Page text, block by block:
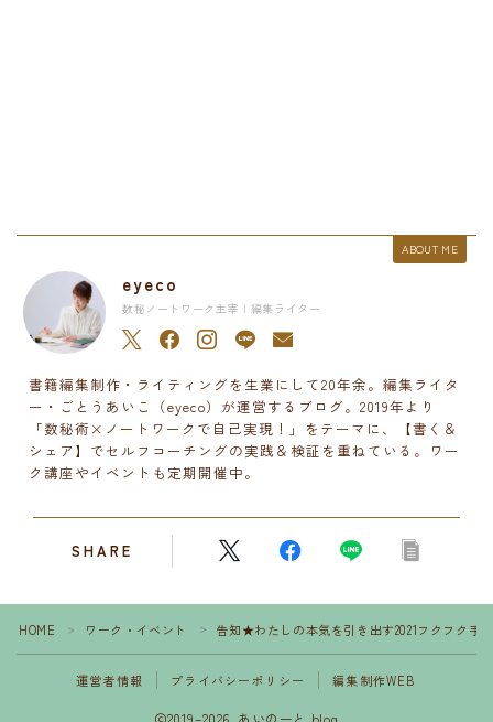
ABOUT ME
eyeco
数秘ノートワーク主宰 | 編集ライター
書籍編集制作・ライティングを生業にして20年余。編集ライタ
ー・ごとうあいこ（eyeco）が運営するブログ。2019年より
「数秘術×ノートワークで自己実現！」をテーマに、【書く＆
シェア】でセルフコーチングの実践＆検証を重ねている。ワー
ク講座やイベントも定期開催中。
SHARE
HOME ＞ ワーク・イベント ＞ 告知★わたしの本気を引き出す2021フクフク手
運営者情報 プライバシーポリシー 編集制作WEB
2019–2026 あいのーと blog